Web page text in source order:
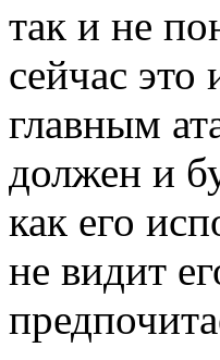
так и не
сейчас это
главным
должен и
как его
не видит